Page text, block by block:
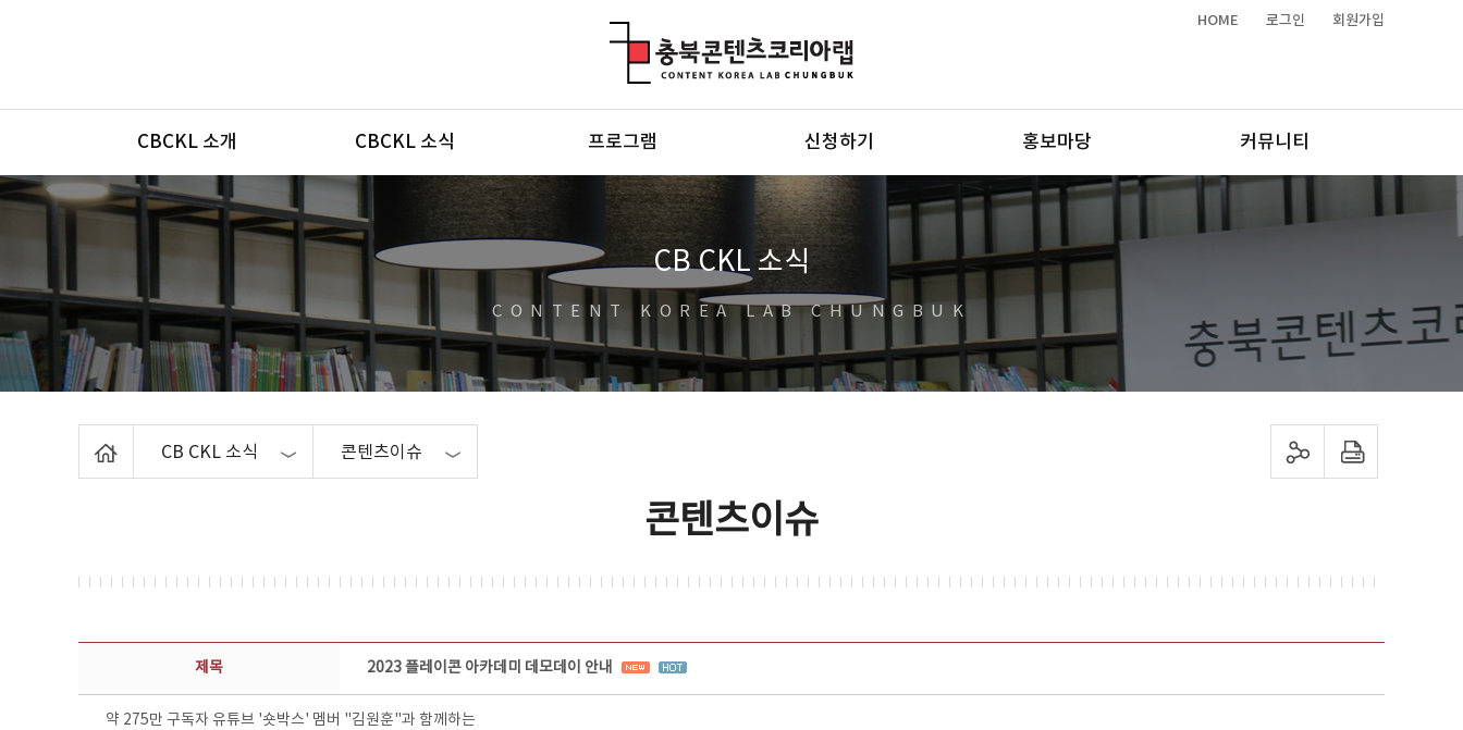
HOME 로그인 회원가입
메뉴
CBCKL 소개 CBCKL 소식 프로그램 신청하기 홍보마당 커뮤니티
CB CKL 소식
CONTENT KOREA LAB CHUNGBUK
CB CKL 소식 콘텐츠이슈 sns 공유하기 프린트하기
콘텐츠이슈
콘텐츠이슈 상세보기 - 제목, 담당부서, 담당자, 담당연락처, 내용, 첨부파일 정보 제공
제목 2023 플레이콘 아카데미 데모데이 안내
약 275만 구독자 유튜브 '숏박스' 멤버 "김원훈"과 함께하는